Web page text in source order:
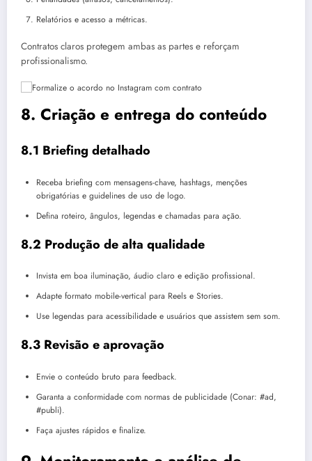
Relatórios e acesso a métricas.
Contratos claros protegem ambas as partes e reforçam
profissionalismo.
8. Criação e entrega do conteúdo
8.1 Briefing detalhado
Receba briefing com mensagens-chave, hashtags, menções
obrigatórias e guidelines de uso de logo.
Defina roteiro, ângulos, legendas e chamadas para ação.
8.2 Produção de alta qualidade
Invista em boa iluminação, áudio claro e edição profissional.
Adapte formato mobile-vertical para Reels e Stories.
Use legendas para acessibilidade e usuários que assistem sem som.
8.3 Revisão e aprovação
Envie o conteúdo bruto para feedback.
Garanta a conformidade com normas de publicidade (Conar: #ad,
#publi).
Faça ajustes rápidos e finalize.